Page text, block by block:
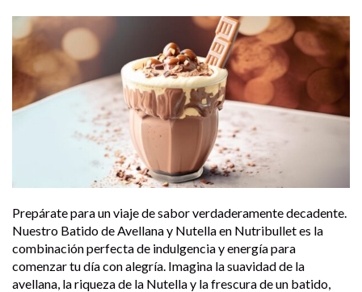
Prepárate para un viaje de sabor verdaderamente decadente.
Nuestro Batido de Avellana y Nutella en Nutribullet es la
combinación perfecta de indulgencia y energía para
comenzar tu día con alegría. Imagina la suavidad de la
avellana, la riqueza de la Nutella y la frescura de un batido,